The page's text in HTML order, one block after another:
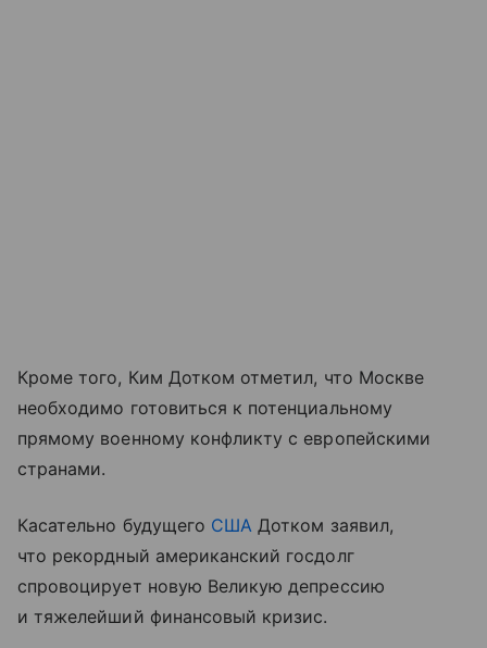
Кроме того, Ким Дотком отметил, что Москве
необходимо готовиться к потенциальному
прямому военному конфликту с европейскими
странами.
Касательно будущего США Дотком заявил,
что рекордный американский госдолг
спровоцирует новую Великую депрессию
и тяжелейший финансовый кризис.